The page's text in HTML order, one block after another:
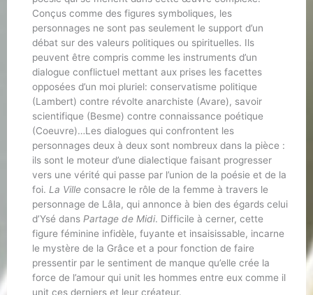
Conçus comme des figures symboliques, les
personnages ne sont pas seulement le support d’un
débat sur des valeurs politiques ou spirituelles. Ils
peuvent être compris comme les instruments d’un
dialogue conflictuel mettant aux prises les facettes
opposées d’un moi pluriel: conservatisme politique
(Lambert) contre révolte anarchiste (Avare), savoir
scientifique (Besme) contre connaissance poétique
(Coeuvre)…Les dialogues qui confrontent les
personnages deux à deux sont nombreux dans la pièce :
ils sont le moteur d’une dialectique faisant progresser
vers une vérité qui passe par l’union de la poésie et de la
foi. La Ville consacre le rôle de la femme à travers le
personnage de Lâla, qui annonce à bien des égards celui
d’Ysé dans Partage de Midi. Difficile à cerner, cette
figure féminine infidèle, fuyante et insaisissable, incarne
le mystère de la Grâce et a pour fonction de faire
pressentir par le sentiment de manque qu’elle crée la
force de l’amour qui unit les hommes entre eux comme il
unit ces derniers et leur créateur.